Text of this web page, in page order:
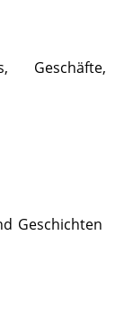
Geschäfte,
Geschichten